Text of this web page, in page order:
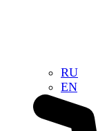
RU
EN